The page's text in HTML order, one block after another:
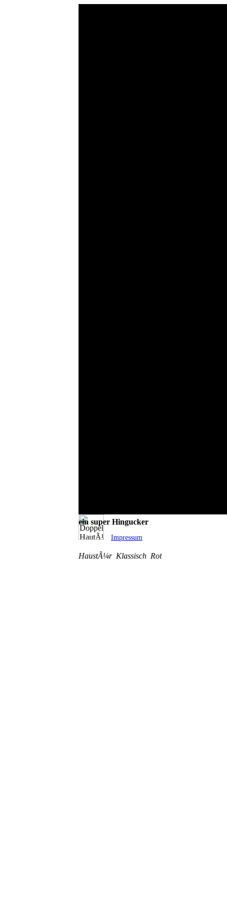
ein super Hingucker
Impressum
HaustÃ¼r Klassisch Rot